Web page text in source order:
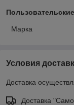
Марка
Условия
Доставка
Доставка